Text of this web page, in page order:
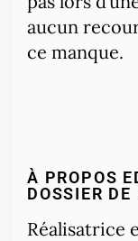
aucun
ce manque.
À PROPOS
DOSSIER DE
Réalisatrice